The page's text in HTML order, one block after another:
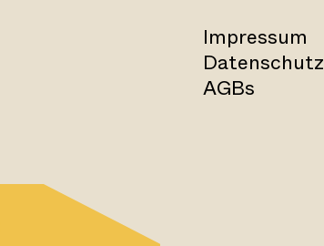
Impressum
Datenschutz
AGBs